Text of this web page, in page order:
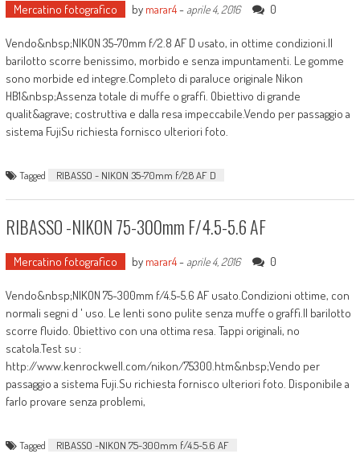
Mercatino fotografico by marar4- aprile 4, 2016 0
Vendo&nbsp;NIKON 35-70mm f/2.8 AF D usato, in ottime condizioni.Il
barilotto scorre benissimo, morbido e senza impuntamenti. Le gomme
sono morbide ed integre.Completo di paraluce originale Nikon
HB1&nbsp;Assenza totale di muffe o graffi. Obiettivo di grande
qualit&agrave; costruttiva e dalla resa impeccabile.Vendo per passaggio a
sistema FujiSu richiesta fornisco ulteriori foto.
Tagged RIBASSO - NIKON 35-70mm f/2.8 AF D
RIBASSO -NIKON 75-300mm F/4.5-5.6 AF
Mercatino fotografico by marar4- aprile 4, 2016 0
Vendo&nbsp;NIKON 75-300mm f/4.5-5.6 AF usato.Condizioni ottime, con
normali segni d ' uso. Le lenti sono pulite senza muffe o graffi.Il barilotto
scorre fluido. Obiettivo con una ottima resa. Tappi originali, no
scatola.Test su :
http://www.kenrockwell.com/nikon/75300.htm&nbsp;Vendo per
passaggio a sistema Fuji.Su richiesta fornisco ulteriori foto. Disponibile a
farlo provare senza problemi,
Tagged RIBASSO -NIKON 75-300mm f/4.5-5.6 AF